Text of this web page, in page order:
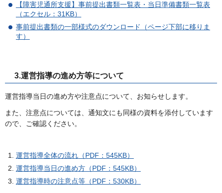
【障害児通所支援】事前提出書類一覧表・当日準備書類一覧表
（エクセル：31KB）
事前提出書類の一部様式のダウンロード（ページ下部に移りま
す）
3.運営指導の進め方等について
運営指導当日の進め方や注意点について、お知らせします。
また、注意点については、通知文にも同様の資料を添付しています
ので、ご確認ください。
運営指導全体の流れ（PDF：545KB）
運営指導当日の進め方（PDF：545KB）
運営指導時の注意点等（PDF：530KB）